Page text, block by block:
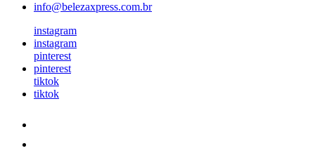
info@belezaxpress.com.br
instagram
instagram
pinterest
pinterest
tiktok
tiktok